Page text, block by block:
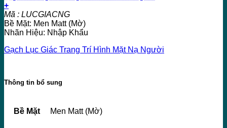
+
Mã : LUCGIACNG
Bề Mặt: Men Matt (Mờ)
Nhãn Hiệu: Nhập Khẩu
Gạch Lục Giác Trang Trí Hình Mặt Nạ Người
Thông tin bổ sung
Bề Mặt Men Matt (Mờ)